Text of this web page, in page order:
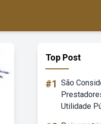
Top Post
#1 São
Utilidade